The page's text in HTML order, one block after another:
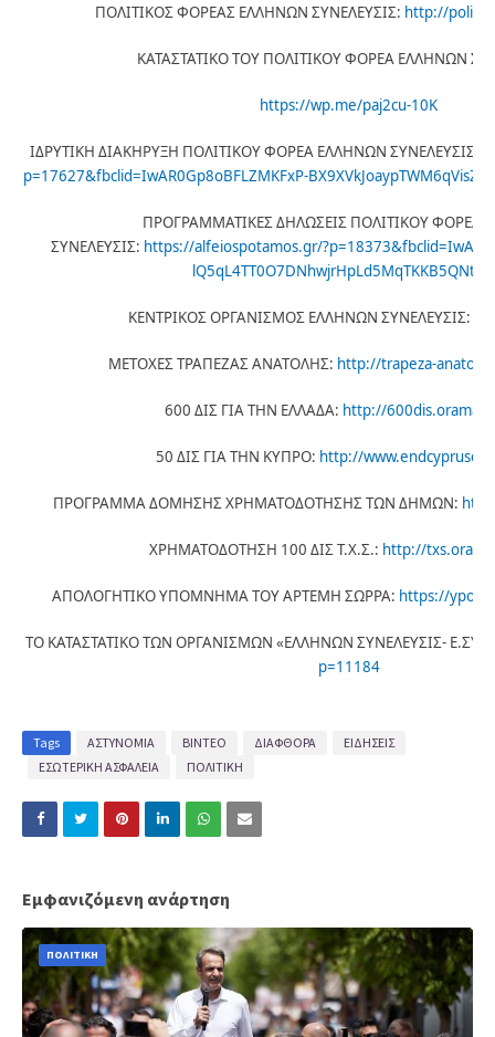
ΠΟΛΙΤΙΚΟΣ ΦΟΡΕΑΣ ΕΛΛΗΝΩΝ ΣΥΝΕΛΕΥΣΙΣ: http://
ΚΑΤΑΣΤΑΤΙΚΟ ΤΟΥ ΠΟΛΙΤΙΚΟΥ ΦΟΡΕΑ ΕΛΛΗΝΩΝ
https://wp.me/paj2cu-10K
ΙΔΡΥΤΙΚΗ ΔΙΑΚΗΡΥΞΗ ΠΟΛΙΤΙΚΟΥ ΦΟΡΕΑ ΕΛΛΗΝΩΝ ΣΥΝΕΛΕΥΣΙΣ:
p=17627&fbclid=IwAR0Gp8oBFLZMKFxP-
ΠΡΟΓΡΑΜΜΑΤΙΚΕΣ ΔΗΛΩΣΕΙΣ ΠΟΛΙΤΙΚΟΥ ΦΟΡΕΑ
ΣΥΝΕΛΕΥΣΙΣ: https://alfeiospotamos.gr/
lQ5qL4TT0O7DNhwjrHpLd5MqTKKB5QNt4-
ΚΕΝΤΡΙΚΟΣ ΟΡΓΑΝΙΣΜΟΣ ΕΛΛΗΝΩΝ ΣΥΝΕΛΕΥΣΙΣ:
ΜΕΤΟΧΕΣ ΤΡΑΠΕΖΑΣ ΑΝΑΤΟΛΗΣ: http://trapeza-
600 ΔΙΣ ΓΙΑ ΤΗΝ ΕΛΛΑΔΑ: http://
50 ΔΙΣ ΓΙΑ ΤΗΝ ΚΥΠΡΟ: http://
ΠΡΟΓΡΑΜΜΑ ΔΟΜΗΣΗΣ ΧΡΗΜΑΤΟΔΟΤΗΣΗΣ ΤΩΝ ΔΗΜΩΝ:
ΧΡΗΜΑΤΟΔΟΤΗΣΗ 100 ΔΙΣ Τ.Χ.Σ.: http://
ΑΠΟΛΟΓΗΤΙΚΟ ΥΠΟΜΝΗΜΑ ΤΟΥ ΑΡΤΕΜΗ ΣΩΡΡΑ: https://
ΤΟ ΚΑΤΑΣΤΑΤΙΚΟ ΤΩΝ ΟΡΓΑΝΙΣΜΩΝ «ΕΛΛΗΝΩΝ ΣΥΝΕΛΕΥΣΙΣ- Ε.ΣΥ.»
p=11184
Tags ΑΣΤΥΝΟΜΙΑ ΒΙΝΤΕΟ ΔΙΑΦΘΟΡΑ
ΕΙΔΗΣΕΙΣ
ΕΣΩΤΕΡΙΚΗ ΑΣΦΑΛΕΙΑ
ΠΟΛΙΤΙΚΗ
Εμφανιζόμενη ανάρτηση
ΠΟΛΙΤΙΚΗ